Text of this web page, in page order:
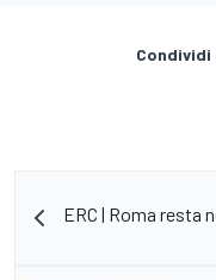
ERC | Roma resta